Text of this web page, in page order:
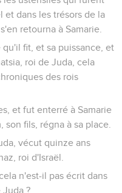
et dans les trésors de la
retourna à Samarie.
qu'il fit, et sa puissance, et
roi de Juda, cela
des rois
et fut enterré à Samarie
son fils, régna à sa place.
vécut quinze ans
roi d'Israël.
n'est-il pas écrit dans
?